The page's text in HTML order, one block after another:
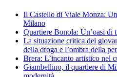
Il Castello di Viale Monza:
Milano
Quartiere Bonola: Un’oasi
La situazione critica dei
della droga e l’ombra della
Brera: L’incanto artistico nel
Giambellino, il quartiere di